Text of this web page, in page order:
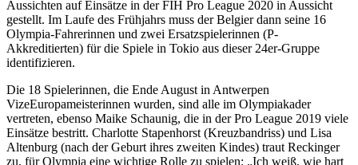
Aussichten auf Einsätze in der FIH Pro League 2020 in Aussicht
gestellt. Im Laufe des Frühjahrs muss der Belgier dann seine 16
Olympia-Fahrerinnen und zwei Ersatzspielerinnen (P-
Akkreditierten) für die Spiele in Tokio aus dieser 24er-Gruppe
identifizieren.
Die 18 Spielerinnen, die Ende August in Antwerpen
VizeEuropameisterinnen wurden, sind alle im Olympiakader
vertreten, ebenso Maike Schaunig, die in der Pro League 2019 viele
Einsätze bestritt. Charlotte Stapenhorst (Kreuzbandriss) und Lisa
Altenburg (nach der Geburt ihres zweiten Kindes) traut Reckinger
zu, für Olympia eine wichtige Rolle zu spielen: „Ich weiß, wie hart